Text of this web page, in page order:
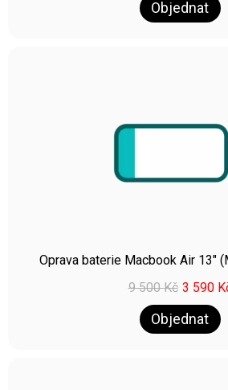
Objednat
Oprava baterie Macbook Air 13″
9 500Kč 3 590
Objednat